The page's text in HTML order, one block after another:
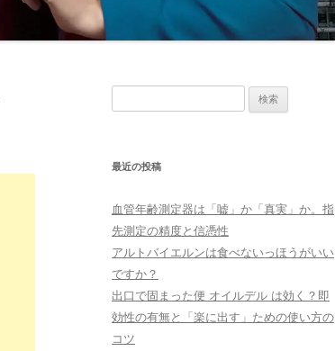
最近の投稿
血管年齢測定器は「嘘」か「真実」か。指
先測定の精度と信憑性
アルトバイエルンは食べないっほうがいい
ですか？
出口で固まった便 オイルデル は効く？即
効性の有無と「楽に出す」ための使い方の
コツ